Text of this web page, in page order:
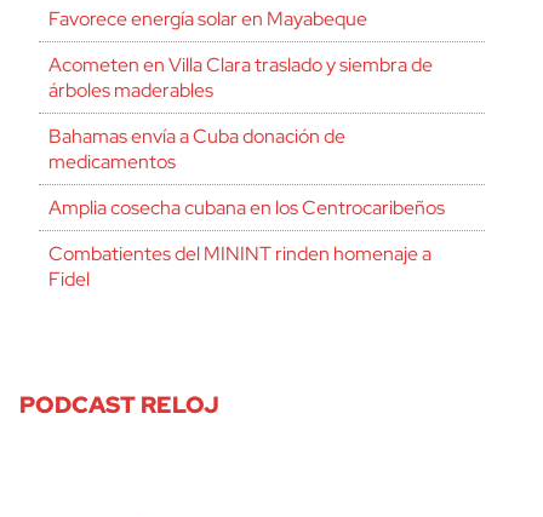
Favorece energía solar en Mayabeque
Acometen en Villa Clara traslado y siembra de
árboles maderables
Bahamas envía a Cuba donación de
medicamentos
Amplia cosecha cubana en los Centrocaribeños
Combatientes del MININT rinden homenaje a
Fidel
PODCAST RELOJ